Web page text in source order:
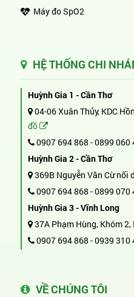
Máy đo SpO2
HỆ THỐNG CHI
Huỳnh Gia 1 - Cần Thơ
04-06 Xuân Thủy, KDC
đồ
0907 694 868 -0899 060
Huỳnh Gia 2 - Cần Thơ
369B Nguyễn Văn Cừ nối
0907 694 868 -0899 070
Huỳnh Gia 3 - Vĩnh Long
37A Phạm Hùng, Khóm 2,
0907 694 868 -0939 310
VỀ CHÚNG TÔI